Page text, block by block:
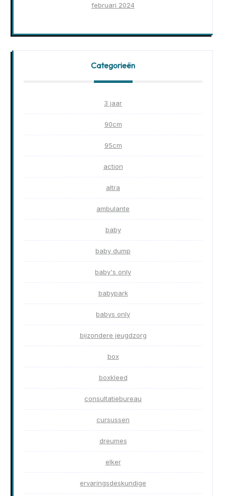
februari 2024
Categorieën
3 jaar
90cm
95cm
action
altra
ambulante
baby
baby dump
baby's only
babypark
babys only
bijzondere jeugdzorg
box
boxkleed
consultatiebureau
cursussen
dreumes
elker
ervaringsdeskundige